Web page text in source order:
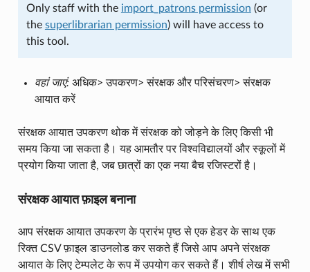
Only staff with the import_patrons permission (or
the superlibrarian permission) will have access to
this tool.
वहां जाएं:अधिक> उपकरण> संरक्षक और परिसंचरण> संरक्षक
आयात करें
संरक्षक आयात उपकरण थोक में संरक्षक को जोड़ने के लिए किसी भी
समय किया जा सकता है। यह आमतौर पर विश्वविद्यालयों और स्कूलों में
प्रयोग किया जाता है, जब छात्रों का एक नया बैच रजिस्टरों है।
संरक्षक आयात फ़ाइल बनाना
आप संरक्षक आयात उपकरण के प्रारंभ पृष्ठ से एक हेडर के साथ एक
रिक्त CSV फ़ाइल डाउनलोड कर सकते हैं जिसे आप अपने संरक्षक
आयात के लिए टेम्पलेट के रूप में उपयोग कर सकते हैं। शीर्ष लेख में सभी